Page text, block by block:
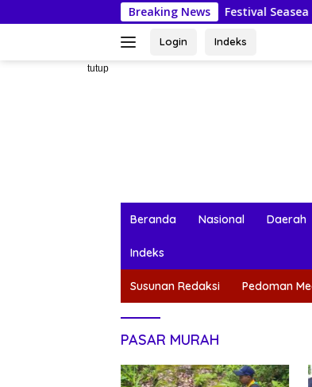
ke
Breaking News
Festival Seasea 2026: Mahasiswa
Login Indeks
tutup
Beranda Nasional Daerah
Indeks
Susunan Redaksi Pedoman
PASAR MURAH